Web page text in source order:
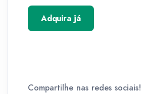
Adquira já
Compartilhe nas redes sociais!